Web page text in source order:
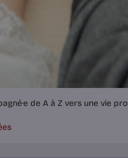
de A à Z vers une vie